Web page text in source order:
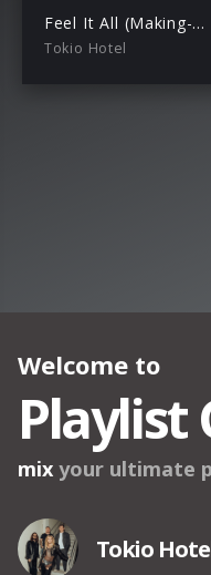
Feel It All (Making-of)
Tokio Hotel